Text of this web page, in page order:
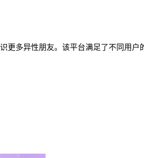
多异性朋友。该平台满足了不同用